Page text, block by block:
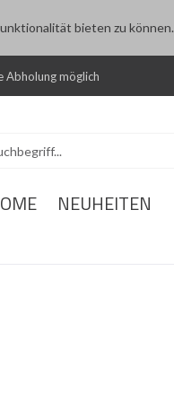
bieten zu können.
Abholung möglich
NEUHEITEN